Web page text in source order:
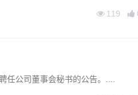
119
任公司董事会秘书的公告。....